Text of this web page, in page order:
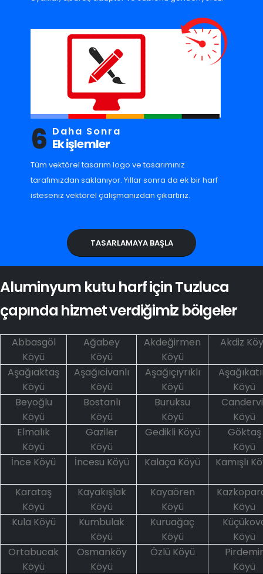
6 Daha Sonra
Ek işlemler
Tüm vektörel tasarım logo ve tasarımınız
tarafımızdan saklanıyor. Yıllar sonra da ek bir harf
isteseniz vektörel çalışmanızdan çıkartırız.
TASARLAMAYA BAŞLA
Aluminyum kutu harf için Tuzluca
çapında hizmet verdiğimiz bölgeler
Abbasgöl
Köyü
Ağabey
Köyü
Akdeğirmen
Köyü
Akdiz
Aşağıaktaş
Köyü
Aşağıcivanlı
Köyü
Aşağıçıyrıklı
Köyü
Köyü
Beyoğlu
Köyü
Bostanlı
Köyü
Buruksu
Köyü
Köyü
Elmalık
Köyü
Gaziler
Köyü
Gedikli Köyü
Göktaş
Köyü
İnce Köyü
İncesu Köyü Kalaça Köyü Kamışlı
Karataş
Köyü
Kayakışlak
Köyü
Kayaören
Köyü
Köyü
Kula Köyü
Kumbulak
Köyü
Kuruağaç
Köyü
Köyü
Ortabucak
Köyü
Osmanköy
Köyü
Özlü Köyü
Pirdemir
Köyü